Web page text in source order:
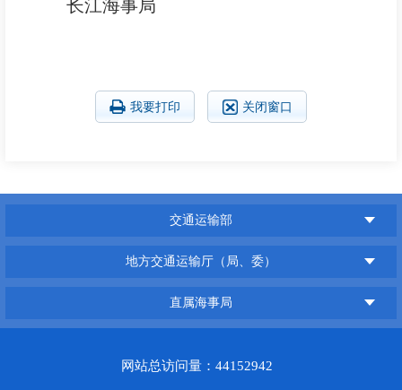
长江海事局
我要打印 关闭窗口
交通运输部
地方交通运输厅（局、委）
直属海事局
网站总访问量：44152942